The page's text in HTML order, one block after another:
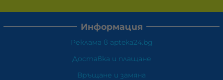
Информация
Реклама в apteka24.bg
Доставка и плащане
Връщане и замяна